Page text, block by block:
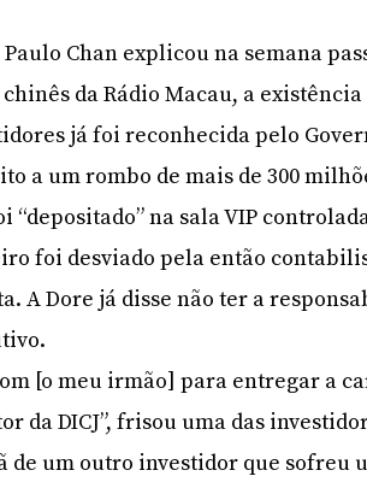
Paulo Chan explicou na semana
da Rádio Macau, a
já foi reconhecida pelo
a um rombo de mais de 300
“depositado” na sala VIP
foi desviado pela então
A Dore já disse não ter a
[o meu irmão] para entregar a
da DICJ”, frisou uma das
de um outro investidor que sofreu